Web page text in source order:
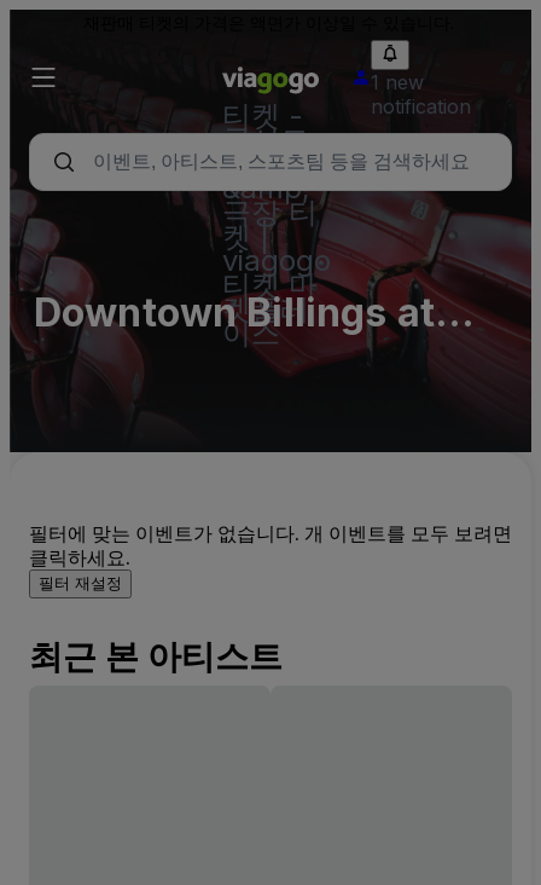
티켓 -
콘서트,
스포츠
&amp;
극장 티
켓 |
viagogo
티켓 마
켓플레
이스
1 new
notification
Downtown Billings at
South Park
필터에 맞는 이벤트가 없습니다. 개 이벤트를 모두 보려면
클릭하세요.
필터 재설정
최근 본 아티스트